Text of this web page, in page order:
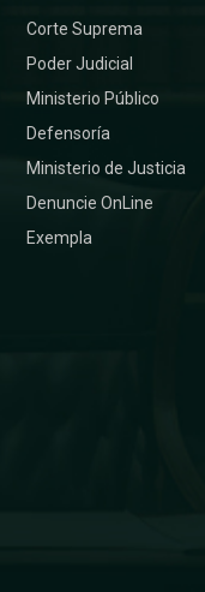
Corte Suprema
Poder Judicial
Ministerio Público
Defensoría
Ministerio de Justicia
Denuncie OnLine
Exempla